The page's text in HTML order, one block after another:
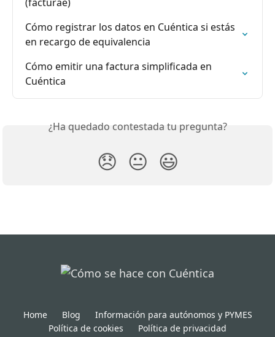
Cómo registrar los datos en Cuéntica si estás
en recargo de equivalencia
Cómo emitir una factura simplificada en
Cuéntica
¿Ha quedado contestada tu pregunta?
😞 😐 😃
Home Blog
Información para autónomos y PYMES
Política de cookies
Política de privacidad